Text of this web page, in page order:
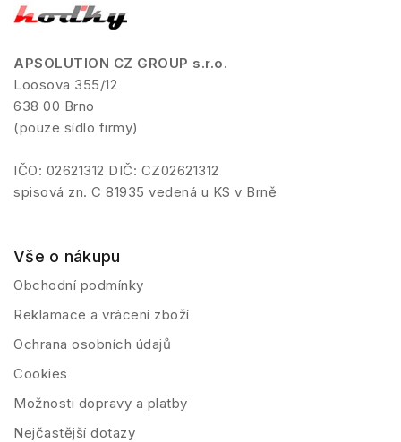
APSOLUTION CZ GROUP s.r.o.
Loosova 355/12
638 00 Brno
(pouze sídlo firmy)
IČO: 02621312 DIČ: CZ02621312
spisová zn. C 81935 vedená u KS v Brně
Vše o nákupu
Obchodní podmínky
Reklamace a vrácení zboží
Ochrana osobních údajů
Cookies
Možnosti dopravy a platby
Nejčastější dotazy